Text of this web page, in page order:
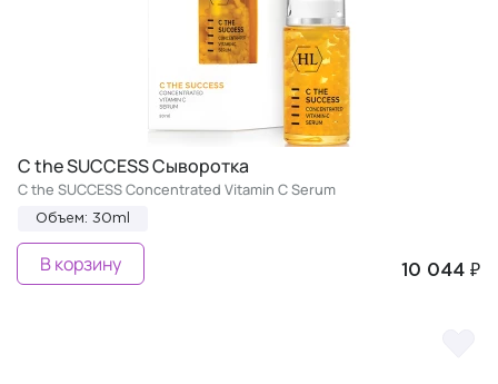
C the SUCCESS Сыворотка
C the SUCCESS Concentrated Vitamin C Serum
Объем: 30ml
10 044 ₽
В корзину